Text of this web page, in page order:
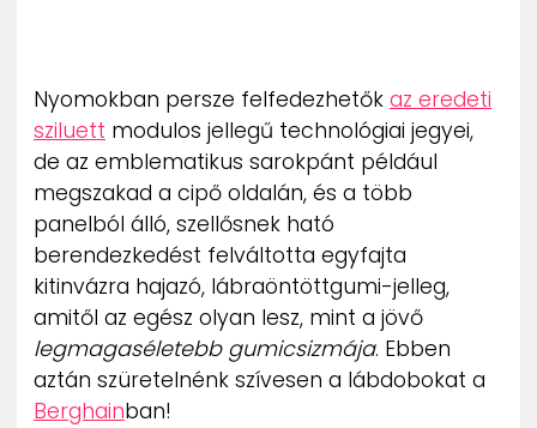
UTCA
ZENE
MÉDIAAJÁNLAT
IMPRESSZUM
PR-ARCHÍVUM
ADATKEZELÉSI TÁJÉKOZTATÓ
Nyomokban persze felfedezhetők az eredeti
sziluett modulos jellegű technológiai jegyei,
de az emblematikus sarokpánt például
megszakad a cipő oldalán, és a több
panelból álló, szellősnek ható
berendezkedést felváltotta egyfajta
kitinvázra hajazó, lábraöntöttgumi-jelleg,
amitől az egész olyan lesz, mint a jövő
legmagaséletebb gumicsizmája. Ebben
aztán szüretelnénk szívesen a lábdobokat a
Berghainban!